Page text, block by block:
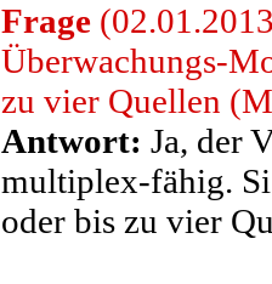
Frage
Überwachungs-
zu vier Quellen
Antwort: Ja, der
multiplex-fähig.
oder bis zu vier